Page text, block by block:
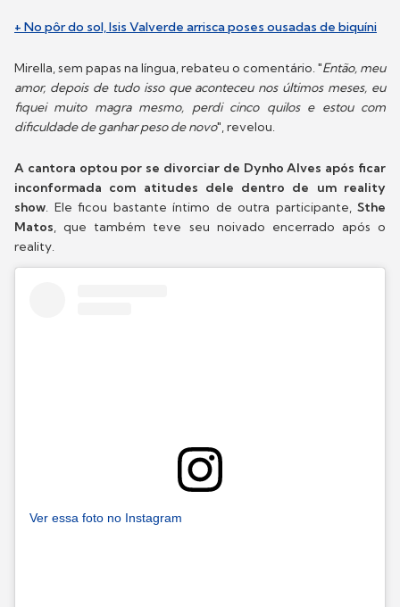
+ No pôr do sol, Isis Valverde arrisca poses ousadas de biquíni
Mirella, sem papas na língua, rebateu o comentário. "Então, meu
amor, depois de tudo isso que aconteceu nos últimos meses, eu
fiquei muito magra mesmo, perdi cinco quilos e estou com
dificuldade de ganhar peso de novo", revelou.
A cantora optou por se divorciar de Dynho Alves após ficar
inconformada com atitudes dele dentro de um reality
show. Ele ficou bastante íntimo de outra participante, Sthe
Matos, que também teve seu noivado encerrado após o
reality.
Ver essa foto no Instagram